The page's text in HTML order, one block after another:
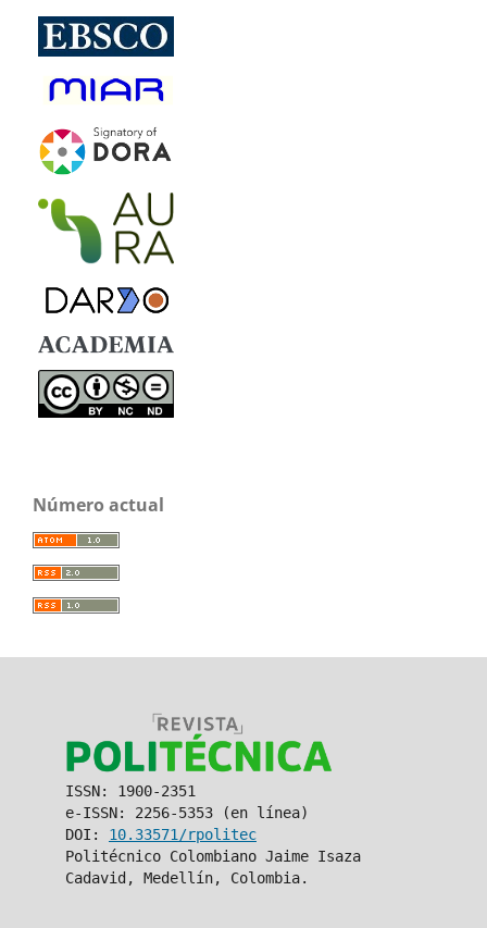
Número actual
ISSN: 1900-2351
e-ISSN: 2256-5353 (en línea)
DOI: 10.33571/rpolitec
Politécnico Colombiano Jaime Isaza
Cadavid, Medellín, Colombia.